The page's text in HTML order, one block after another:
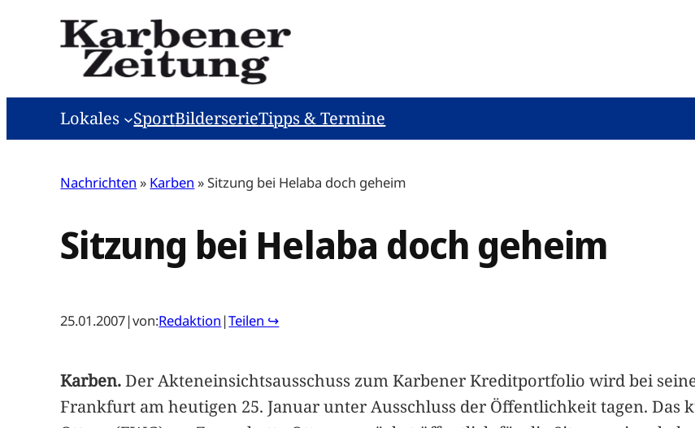
Lokales SportBilderserieTipps & Termine
Nachrichten » Karben »Sitzung bei Helaba doch geheim
Sitzung bei Helaba doch geheim
25.01.2007|von:Redaktion |Teilen ↪
Karben.Der Akteneinsichtsausschuss zum Karbener Kreditportfolio wird bei
Frankfurt am heutigen 25. Januar unter Ausschluss der Öffentlichkeit tagen. Das